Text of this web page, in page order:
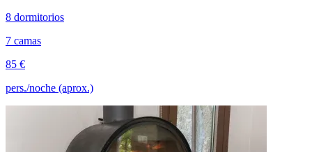
8 dormitorios
7 camas
85 €
pers./noche (aprox.)